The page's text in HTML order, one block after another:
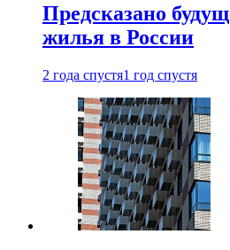
Предсказано
жилья в России
2 года спустя1 год спустя